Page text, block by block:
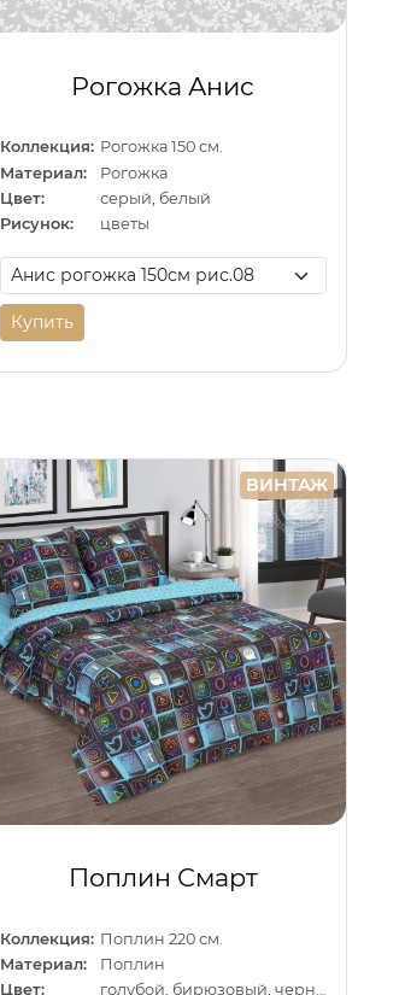
Рогожка Анис
Коллекция: Рогожка 150 см.
Материал:
Рогожка
Цвет:
серый, белый
Рисунок:
цветы
Купить
ВИНТАЖ
Поплин Смарт
Коллекция: Поплин 220 см.
Материал:
Поплин
Цвет:
голубой, бирюзовый, черный